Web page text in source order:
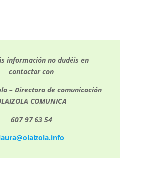
información no dudéis en
contactar con
– Directora de comunicación
COMUNICA
607 97 63 54
laura@olaizola.info